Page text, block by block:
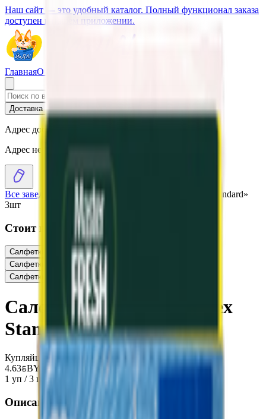
Наш сайт — это удобный каталог. Полный функционал заказа
доступен в нашем приложении.
ГлавнаяО Сервисе
Доставка Самовывоз
Адрес доставки
Адрес не выбран
Все заведения Каталог›Салфетки губчатые «Tetex Standard»
3шт
Стоит присмотреться
Салфетки универсальные «Master Fresh» 5шт
Салфетки универсальные «Master Fresh» 3шт
Салфетки губчатые «Чистюля» 3шт
Салфетки губчатые «Tetex
Standard» 3шт
Купляйце Беларускае
4.63BYNBYN
1 уп / 3 шт
Описание